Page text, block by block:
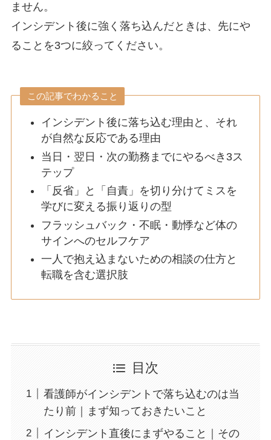
ません。
インシデント後に強く落ち込んだときは、先にや
ることを3つに絞ってください。
この記事でわかること
インシデント後に落ち込む理由と、それ
が自然な反応である理由
当日・翌日・次の勤務までにやるべき3ス
テップ
「反省」と「自責」を切り分けてミスを
学びに変える振り返りの型
フラッシュバック・不眠・動悸など体の
サインへのセルフケア
一人で抱え込まないための相談の仕方と
転職を含む選択肢
目次
看護師がインシデントで落ち込むのは当
たり前｜まず知っておきたいこと
インシデント直後にまずやること｜その